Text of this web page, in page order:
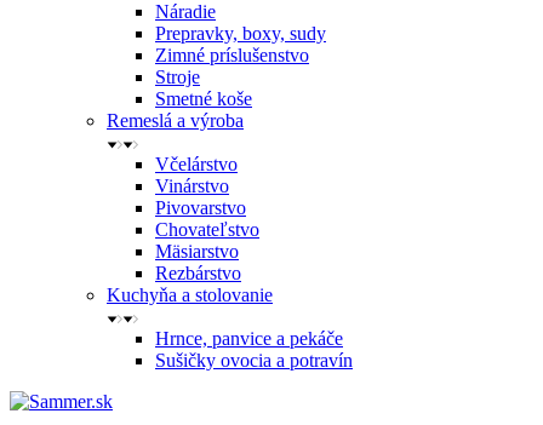
Náradie
Prepravky, boxy, sudy
Zimné príslušenstvo
Stroje
Smetné koše
Remeslá a výroba
Včelárstvo
Vinárstvo
Pivovarstvo
Chovateľstvo
Mäsiarstvo
Rezbárstvo
Kuchyňa a stolovanie
Hrnce, panvice a pekáče
Sušičky ovocia a potravín